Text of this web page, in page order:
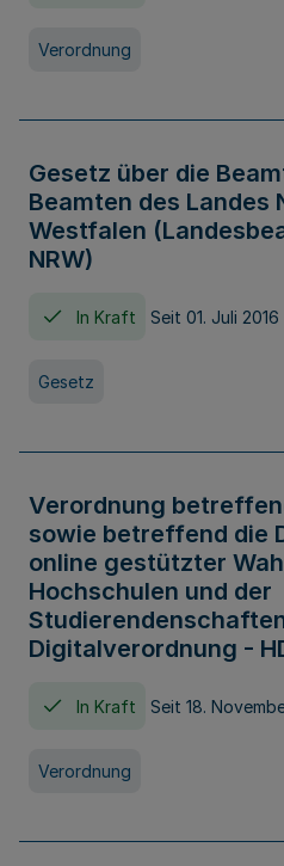
Verordnung
Gesetz über die
Beamten des Landes
Westfalen
NRW)
In Kraft Seit 01. Juli 2016
Gesetz
Verordnung
sowie betreffend die
online gestützter
Hochschulen und der
Digitalverordnung -
In Kraft Seit 18.
Verordnung